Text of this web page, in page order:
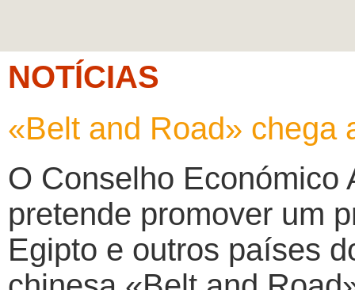
NOTÍCIAS
«Belt and Road» chega
O Conselho Económico
pretende promover um
Egipto e outros países